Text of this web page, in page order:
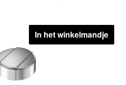
In het winkelmandje